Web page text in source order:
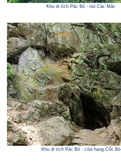
Khu di tích Pác Bó - núi Các Mác
Khu di tích Pác Bó - cửa hang Cốc Bó